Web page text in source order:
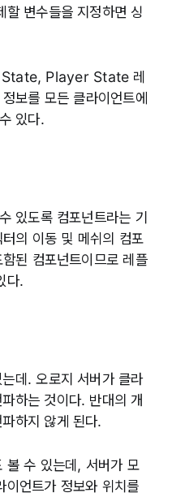
할 변수들을 지정하면 싱
State, Player State 레
보를 모든 클라이언트에
있다.
있도록 컴포넌트라는 기
의 이동 및 메쉬의 컴포
된 컴포넌트이므로 레플
다.
데. 오로지 서버가 클라
하는 것이다. 반대의 개
하지 않게 된다.
볼 수 있는데, 서버가 모
이언트가 정보와 위치를